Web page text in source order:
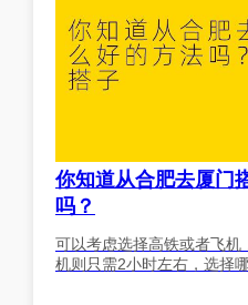
你知道从合肥去厦门
吗？
可以考虑选择高铁或者飞
机则只需2小时左右，选择